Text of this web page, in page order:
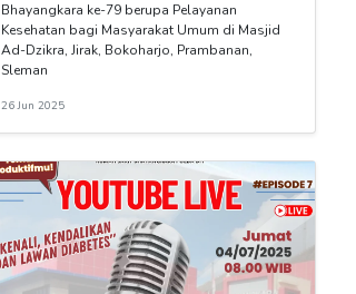
Bhayangkara ke-79 berupa Pelayanan
Kesehatan bagi Masyarakat Umum di Masjid
Ad-Dzikra, Jirak, Bokoharjo, Prambanan,
Sleman
26 Jun 2025